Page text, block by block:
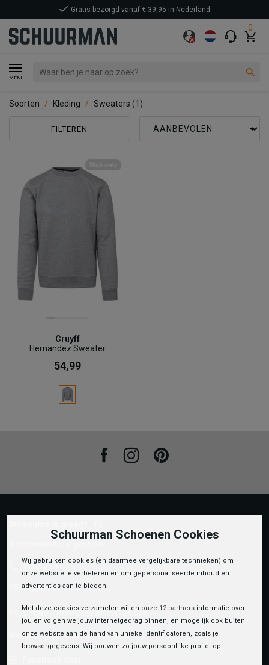
0
MENU
Gratis bezorgd vanaf € 39,95 in Nederland
Soorten Kleding Sweaters (1)
FILTEREN
Cruyff
Hernandez Sweater
54,99
FacebookInstagramPinterest
Telefoon
0545-280081
E-mail Antwoord binnen 24 uur
webshop@schuurman-schoenen.nl
Schuurman Schoenen Cookies
Wij gebruiken cookies (en daarmee vergelijkbare technieken) om
onze website te verbeteren en om gepersonaliseerde inhoud en
advertenties aan te bieden.
Met deze cookies verzamelen wij en onze 12 partners informatie over
jou en volgen we jouw internetgedrag binnen, en mogelijk ook buiten
onze website aan de hand van unieke identificatoren, zoals je
browsergegevens. Wij bouwen zo jouw persoonlijke profiel op.